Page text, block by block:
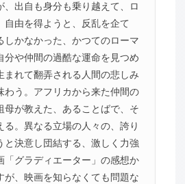
、出自も身分も乗り越えて、ロ
自由を得ようと、反乱を企て
しかなかった、かつてのローマ
分や仲間の過酷な運命を見つめ
まれて翻弄される人間の悲しみ
わう。アフリカから来た仲間の
母が教えた、あることばで、そ
る。異なる立場の人々の、誇り
と決意し団結する、激しく力強
「グラディエーター」の感想か
が、映画を知らなくても問題な